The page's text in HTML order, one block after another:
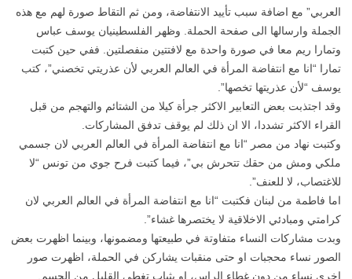
العربي” مع اضافة سبب تأييد الانتفاضة، ومن ثم التقاط صورة لهم مع هذه
الجملة وارسالها الى صفحة الحملة. وظهر الفلسطينيان يوسف عباس
وتمارا ريم معا في صورة واحدة مع لافتتين منفصلتين. ففي حين كتبت
تمارا “انا مع انتفاضة المرأة في العالم العربي لأن عذريتي تخصني”، كتب
يوسف “لأن عذريتها تخصها”.
وقد اجتذبت بعض التعابير الاكثر جرأة كيلا من الشتائم والتهجم من قبل
القراء الاكثر تشددا، الا ان ذلك لم يوقف تدفق المشاركات.
وكتبت نهاد من مصر “انا مع انتفاضة المرأة في العالم العربي لان جسمي
ملكي ومش من حقك تتحرش بي”، فيما كتبت فرح جوي من تونس “لا
للاغتصاب، لا للعنف”.
اما فاطمة من لبنان فكتبت “انا مع انتفاضة المرأة في العالم العربي لان
كرامتي ومبادئي الاخلاقية لا يختصرها غشاء”.
وبدت مشاركات النساء متفاوتة في طبيعتها ومضمونها، وبينما اظهرت بعض
الصور نساء محجبات او حتى منقبات يشاركن في الحملة، اظهرت صور
اخرى نساء من دون غطاء الراس، او بثياب تغطي القليل من الجسم.